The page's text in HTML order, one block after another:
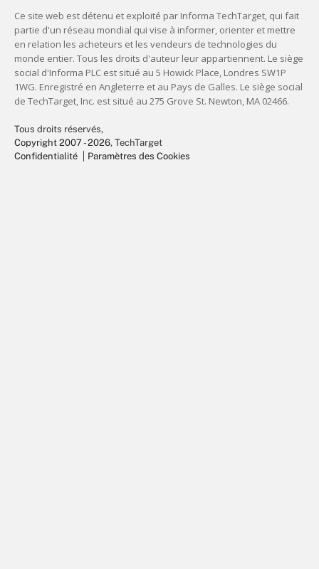
Tous droits réservés,
Copyright 2007 - 2026, TechTarget
Confidentialité
Paramètres des Cookies